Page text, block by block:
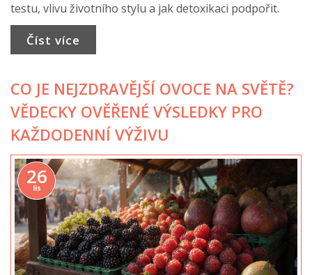
testu, vlivu životního stylu a jak detoxikaci podpořit.
Číst více
CO JE NEJZDRAVĚJŠÍ OVOCE NA SVĚTĚ?
VĚDECKY OVĚŘENÉ VÝSLEDKY PRO
KAŽDODENNÍ VÝŽIVU
26
lis